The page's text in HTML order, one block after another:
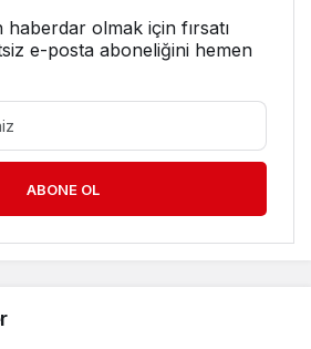
olmak için fırsatı
e-posta aboneliğini hemen
ABONE OL